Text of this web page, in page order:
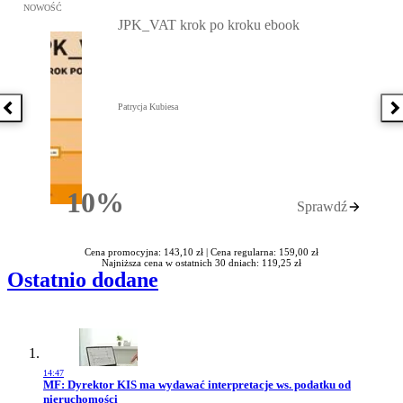
Poprzednia książka
Przejdź do: JPK_VAT krok po kroku ebook, Patrycja Kubiesa -
NOWOŚĆ
10%Rabatu
JPK_VAT krok po kroku ebook
Patrycja Kubiesa
Sprawdź
Cena promocyjna: 143,10 zł | Cena regularna: 159,00 zł
Najniższa cena w ostatnich 30 dniach: 119,25 zł
Ostatnio dodane
14:47
Przejdź do artykułu:
MF: Dyrektor KIS ma wydawać interpretacje ws. podatku od
nieruchomości